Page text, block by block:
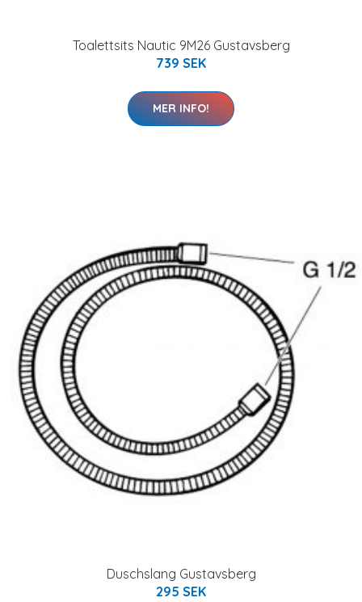
Toalettsits Nautic 9M26 Gustavsberg
739 SEK
MER INFO!
Duschslang Gustavsberg
295 SEK